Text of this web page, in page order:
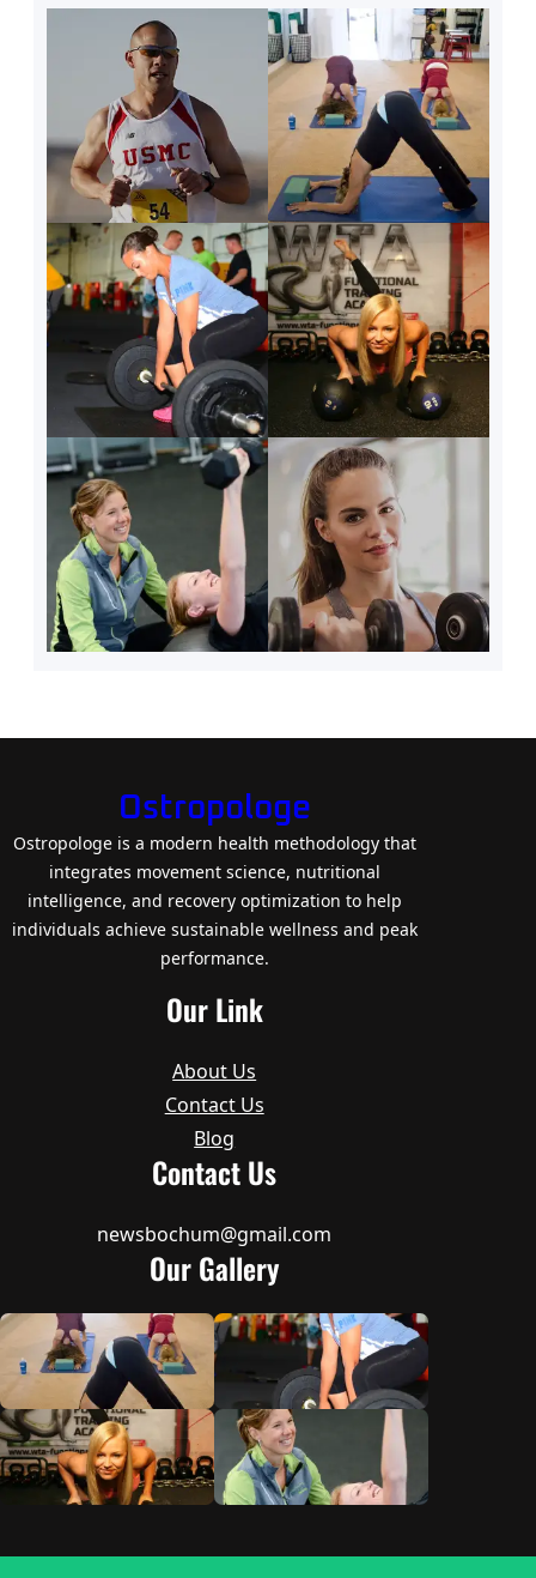
Ostropologe
Ostropologe is a modern health methodology that
integrates movement science, nutritional
intelligence, and recovery optimization to help
individuals achieve sustainable wellness and peak
performance.
Our Link
About Us
Contact Us
Blog
Contact Us
newsbochum@gmail.com
Our Gallery